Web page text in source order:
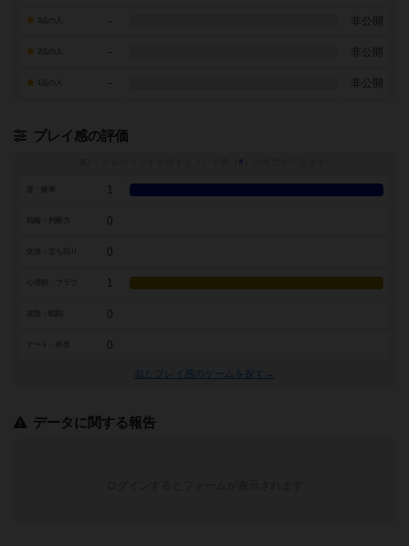
- 非公開
- 非公開
- 非公開
プレイ感の評価
※
1
戦略・判断力 0
0
1
0
アート・外見 0
似たプレイ感のゲームを探す→
データに関する報告